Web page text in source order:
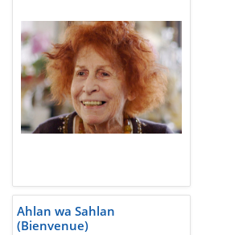
Ahlan wa Sahlan
(Bienvenue)